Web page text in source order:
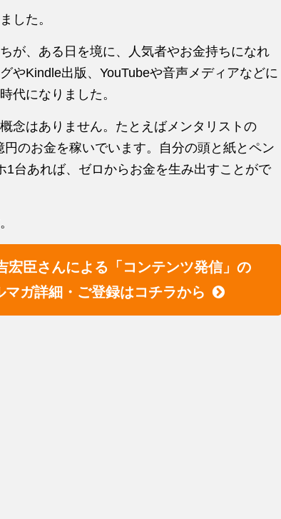
した。
が、ある日を境に、人気者やお金持ちになれ
やKindle出版、YouTubeや音声メディアなどに
代になりました。
念はありません。たとえばメンタリストの
のお金を稼いでいます。自分の頭と紙とペン
1台あれば、ゼロからお金を生み出すことがで
臣さんによる「コンテンツ発信」の
マガ詳細・ご登録はコチラから